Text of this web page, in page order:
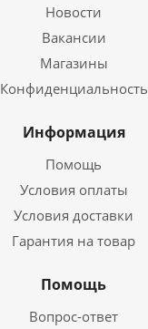
Новости
Вакансии
Магазины
Конфиденциальность
Информация
Помощь
Условия оплаты
Условия доставки
Гарантия на товар
Помощь
Вопрос-ответ